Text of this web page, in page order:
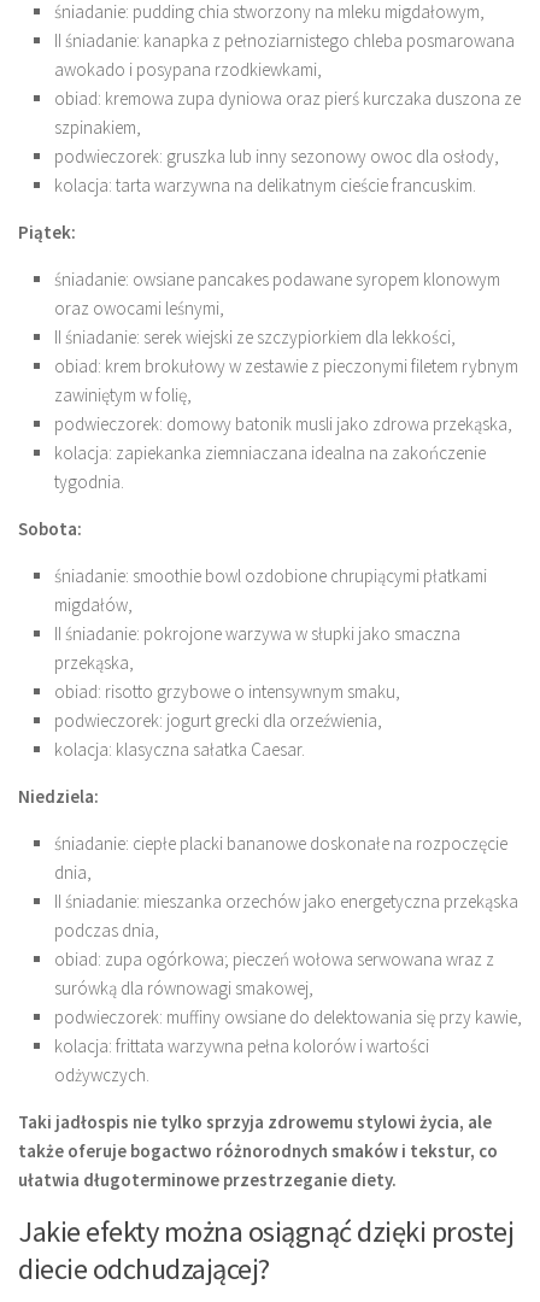
śniadanie: pudding chia stworzony na mleku migdałowym,
II śniadanie: kanapka z pełnoziarnistego chleba posmarowana
awokado i posypana rzodkiewkami,
obiad: kremowa zupa dyniowa oraz pierś kurczaka duszona ze
szpinakiem,
podwieczorek: gruszka lub inny sezonowy owoc dla osłody,
kolacja: tarta warzywna na delikatnym cieście francuskim.
Piątek:
śniadanie: owsiane pancakes podawane syropem klonowym
oraz owocami leśnymi,
II śniadanie: serek wiejski ze szczypiorkiem dla lekkości,
obiad: krem brokułowy w zestawie z pieczonymi filetem rybnym
zawiniętym w folię,
podwieczorek: domowy batonik musli jako zdrowa przekąska,
kolacja: zapiekanka ziemniaczana idealna na zakończenie
tygodnia.
Sobota:
śniadanie: smoothie bowl ozdobione chrupiącymi płatkami
migdałów,
II śniadanie: pokrojone warzywa w słupki jako smaczna
przekąska,
obiad: risotto grzybowe o intensywnym smaku,
podwieczorek: jogurt grecki dla orzeźwienia,
kolacja: klasyczna sałatka Caesar.
Niedziela:
śniadanie: ciepłe placki bananowe doskonałe na rozpoczęcie
dnia,
II śniadanie: mieszanka orzechów jako energetyczna przekąska
podczas dnia,
obiad: zupa ogórkowa; pieczeń wołowa serwowana wraz z
surówką dla równowagi smakowej,
podwieczorek: muffiny owsiane do delektowania się przy kawie,
kolacja: frittata warzywna pełna kolorów i wartości
odżywczych.
Taki jadłospis nie tylko sprzyja zdrowemu stylowi życia, ale
także oferuje bogactwo różnorodnych smaków i tekstur, co
ułatwia długoterminowe przestrzeganie diety.
Jakie efekty można osiągnąć dzięki prostej
diecie odchudzającej?